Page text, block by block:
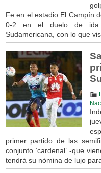
Fe en el estadio El Campín
0-2 en el duelo de ida
Sudamericana, con lo que
primer partido de las
conjunto ‘cardenal’ -que
tendrá su nómina de lujo